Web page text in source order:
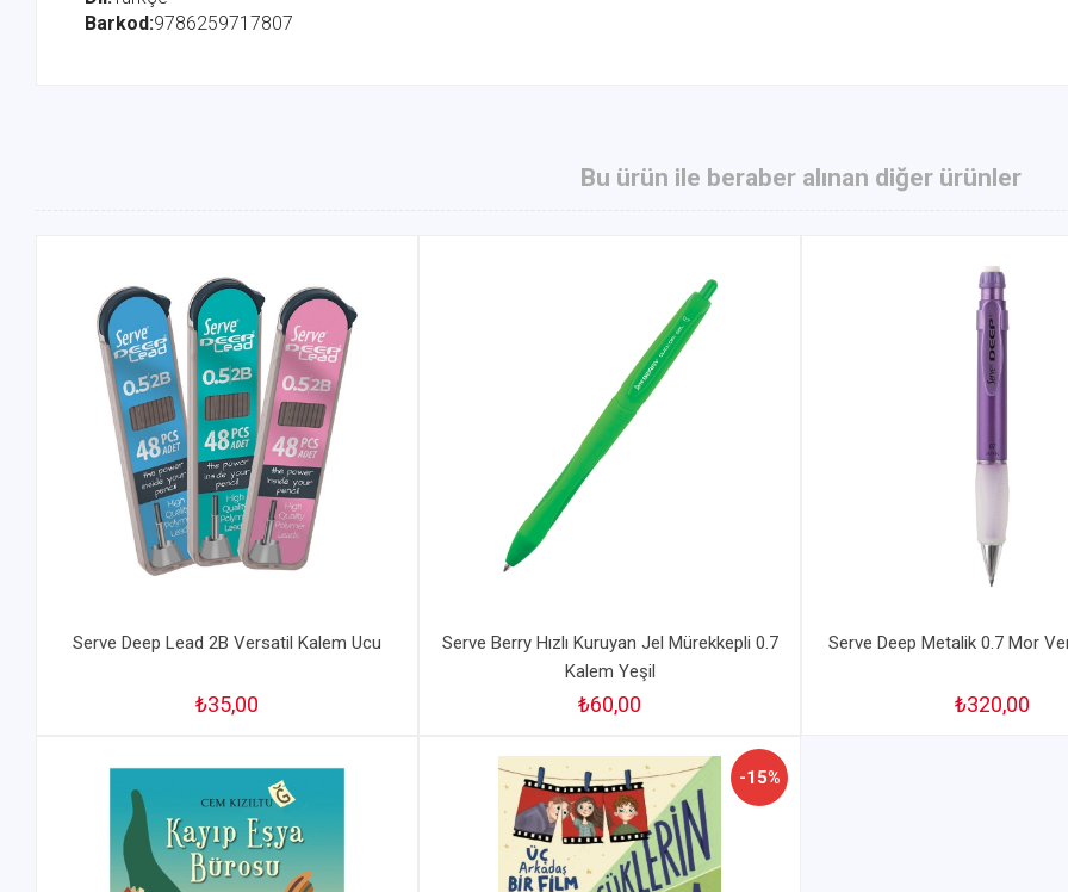
Barkod:9786259717807
Bu ürün ile beraber alınan diğer ürünler
Serve Deep Lead 2B Versatil Kalem Ucu
₺35,00
Serve Berry Hızlı Kuruyan Jel Mürekkepli 0.7
Kalem Yeşil
₺60,00
Serve Deep Metalik 0.7 Mor
₺320,00
-15%